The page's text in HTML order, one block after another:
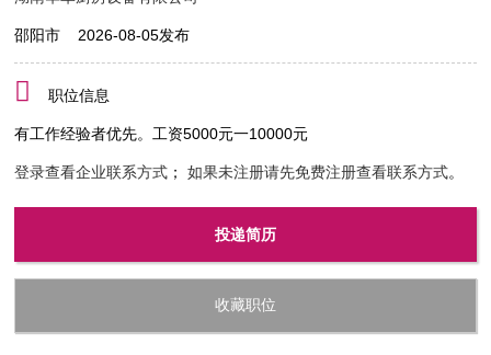
邵阳市 2026-08-05发布
职位信息
有工作经验者优先。工资5000元一10000元
登录查看企业联系方式 ； 如果未注册请先免费注册查看联系方式。
投递简历
收藏职位